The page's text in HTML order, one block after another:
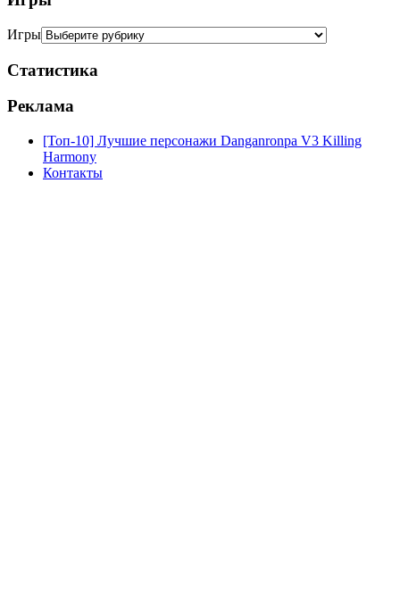
Игры
Статистика
Реклама
[Топ-10] Лучшие персонажи Danganronpa V3 Killing
Harmony
Контакты